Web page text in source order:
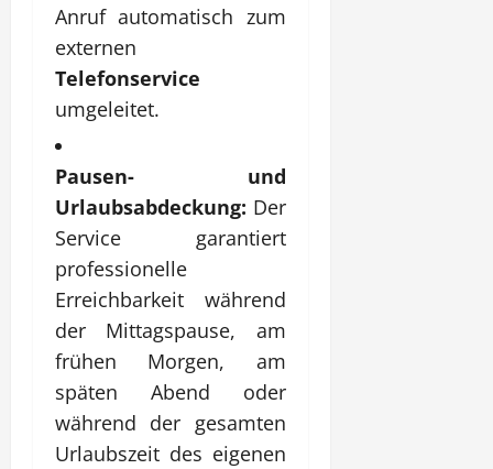
Anruf automatisch zum
externen
Telefonservice
umgeleitet.
Pausen- und
Urlaubsabdeckung: Der
Service garantiert
professionelle
Erreichbarkeit während
der Mittagspause, am
frühen Morgen, am
späten Abend oder
während der gesamten
Urlaubszeit des eigenen